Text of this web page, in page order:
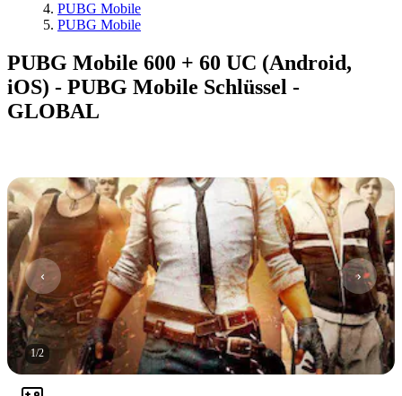
PUBG Mobile
PUBG Mobile
PUBG Mobile 600 + 60 UC (Android,
iOS) - PUBG Mobile Schlüssel -
GLOBAL
1/2